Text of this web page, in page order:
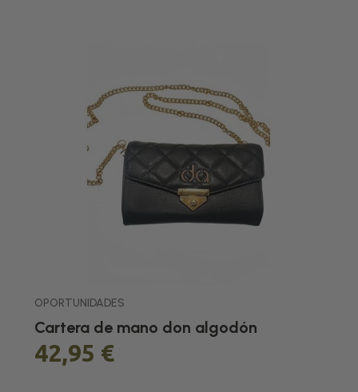
OPORTUNIDADES
Cartera de mano don algodón
42,95 €